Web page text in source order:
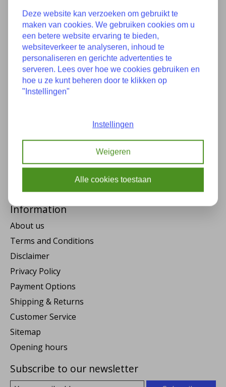
The trusted address for used original parts!
Categories
BMW
Register
Information
About us
Terms and Conditions
Disclaimer
Privacy Policy
Payment Options
Shipping & Returns
Customer Service
Sitemap
Opening hours
Subscribe to our newsletter
Deze website kan verzoeken om gebruikt te
maken van cookies. We gebruiken cookies om u
een betere website ervaring te bieden,
websiteverkeer te analyseren, inhoud te
personaliseren en gerichte advertenties te
serveren. Lees over hoe we cookies gebruiken en
hoe u ze kunt beheren door te klikken op
"Instellingen"
Instellingen
Weigeren
Alle cookies toestaan